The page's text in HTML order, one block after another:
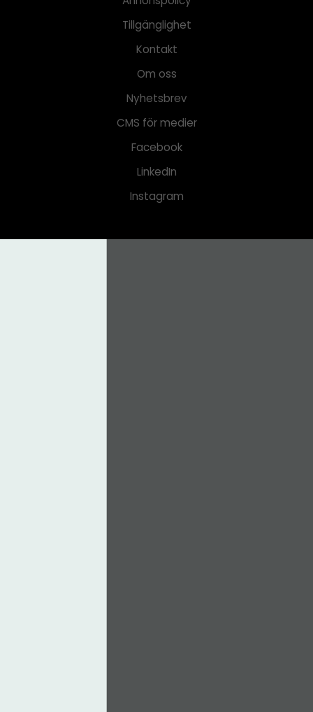
Tillgänglighet
Kontakt
Om oss
Nyhetsbrev
CMS för medier
Facebook
LinkedIn
Instagram